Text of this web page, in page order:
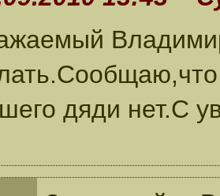
дяди нет.С